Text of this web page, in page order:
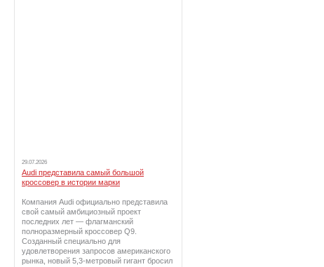
29.07.2026
Audi представила самый большой
кроссовер в истории марки
Компания Audi официально представила
свой самый амбициозный проект
последних лет — флагманский
полноразмерный кроссовер Q9.
Созданный специально для
удовлетворения запросов американского
рынка, новый 5,3-метровый гигант бросил